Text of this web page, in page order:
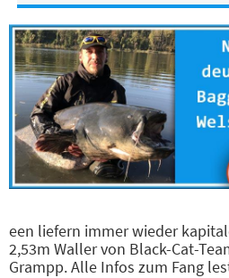
een liefern immer wieder
2,53m Waller von Black-Cat-
Grampp. Alle Infos zum Fang